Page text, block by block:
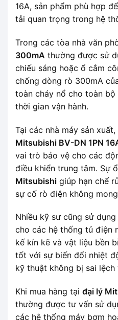
16A, sản phẩm phù hợp
tải quan trọng trong hệ
Trong các tòa nhà văn
300mA thường được sử
chiếu sáng hoặc ổ cắm
chống dòng rò 300mA
toàn cháy nổ cho toàn
thời gian vận hành.
Tại các nhà máy sản xuất,
Mitsubishi BV-DN 1PN
vai trò bảo vệ cho các
điều khiển trung tâm. Sự
Mitsubishi giúp hạn chế
sự cố rò điện không
Nhiều kỹ sư cũng sử dụng
cho các hệ thống tủ điện
kế kín kẽ và vật liệu bền
tốt với sự biến đổi nhiệt
kỹ thuật không bị sai lệch
Khi mua hàng tại đại lý
thường được tư vấn sử
các hệ thống máy bơm